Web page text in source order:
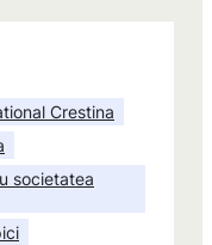
Crestina
societatea